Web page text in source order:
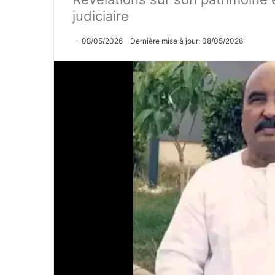
judiciaire
08/05/2026 Dernière mise à jour: 08/05/2026